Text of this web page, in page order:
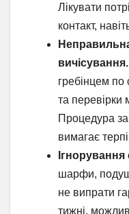
Лікувати
контакт,
вичісування.
гребінцем по
та перевірки
Процедура
вимагає
шарфи,
не випрати
тижні,